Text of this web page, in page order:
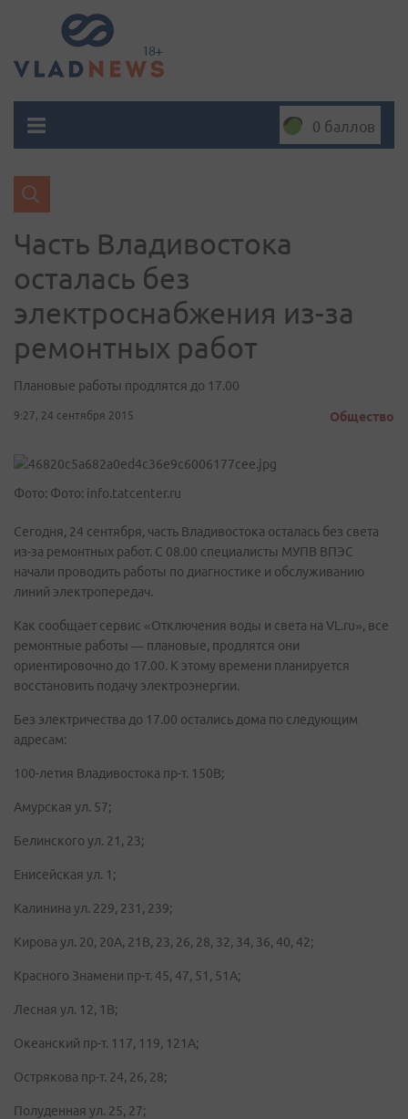
0 баллов
Часть Владивостока
осталась без
электроснабжения из-за
ремонтных работ
Плановые работы продлятся до 17.00
9:27, 24 сентября 2015 Общество
Фото: Фото: info.tatcenter.ru
Сегодня, 24 сентября, часть Владивостока осталась без света
из-за ремонтных работ. C 08.00 cпециалисты МУПВ ВПЭС
начали проводить работы по диагностике и обслуживанию
линий электропередач.
Как сообщает сервис «Отключения воды и света на VL.ru», все
ремонтные работы — плановые, продлятся они
ориентировочно до 17.00. К этому времени планируется
восстановить подачу электроэнергии.
Без электричества до 17.00 остались дома по следующим
адресам:
100-летия Владивостока пр-т. 150В;
Амурская ул. 57;
Белинского ул. 21, 23;
Енисейская ул. 1;
Калинина ул. 229, 231, 239;
Кирова ул. 20, 20А, 21В, 23, 26, 28, 32, 34, 36, 40, 42;
Красного Знамени пр-т. 45, 47, 51, 51А;
Лесная ул. 12, 1В;
Океанский пр-т. 117, 119, 121А;
Острякова пр-т. 24, 26, 28;
Полуденная ул. 25, 27;